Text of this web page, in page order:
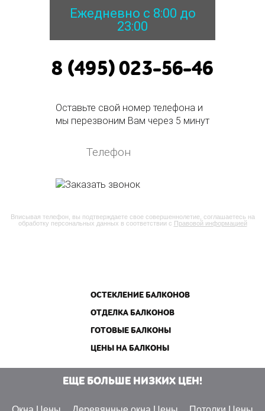
Ежедневно с 8:00 до
23:00
8 (495) 023-56-46
Оставьте свой номер телефона и
мы перезвоним Вам через 5 минут
Вписывая телефон, вы подтверждаете свое совершеннолетие, соглашаетесь на
обработку персональных данных в соответствии с Правовой информацией
ОСТЕКЛЕНИЕ БАЛКОНОВ
ОТДЕЛКА БАЛКОНОВ
ГОТОВЫЕ БАЛКОНЫ
ЦЕНЫ НА БАЛКОНЫ
ЕЩЕ БОЛЬШЕ НИЗКИХ ЦЕН!